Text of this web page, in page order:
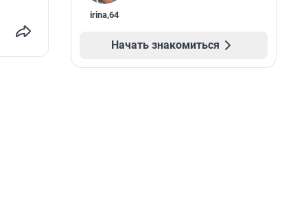
irina,64
Начать знакомиться